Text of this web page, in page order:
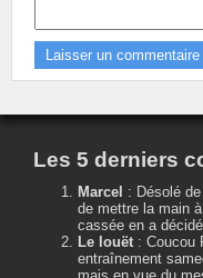
Les 5 derniers
Marcel : Désolé
de mettre la main
cassée en a
Le louët: Coucou
entraînement